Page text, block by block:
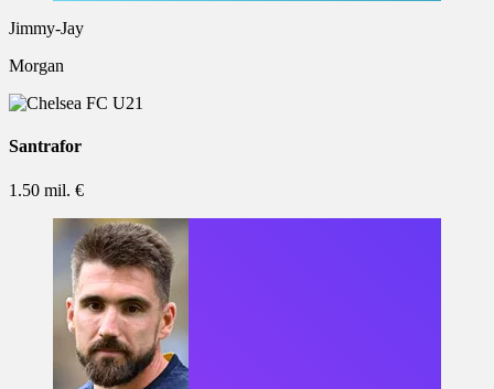
Jimmy-Jay
Morgan
Santrafor
1.50 mil. €